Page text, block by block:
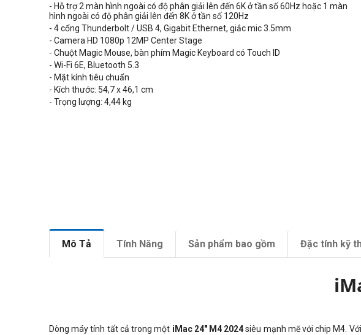
- Hỗ trợ 2 màn hình ngoài có độ phân giải lên đến 6K ở tần số 60Hz hoặc 1 màn
hình ngoài có độ phân giải lên đến 8K ở tần số 120Hz
- 4 cổng Thunderbolt / USB 4, Gigabit Ethernet, giắc mic 3.5mm
- Camera HD 1080p 12MP Center Stage
- Chuột Magic Mouse, bàn phím Magic Keyboard có Touch ID
- Wi-Fi 6E, Bluetooth 5.3
- Mặt kính tiêu chuẩn
- Kích thước: 54,7x 46,1 cm
- Trọng lượng: 4,44 kg
Mô Tả Tính Năng Sản phẩm bao gồm Đặc tính kỹ
Dòng máy tính tất cả trong một iMac 24" M4 2024siêu mạnh mẽ với chip M4.